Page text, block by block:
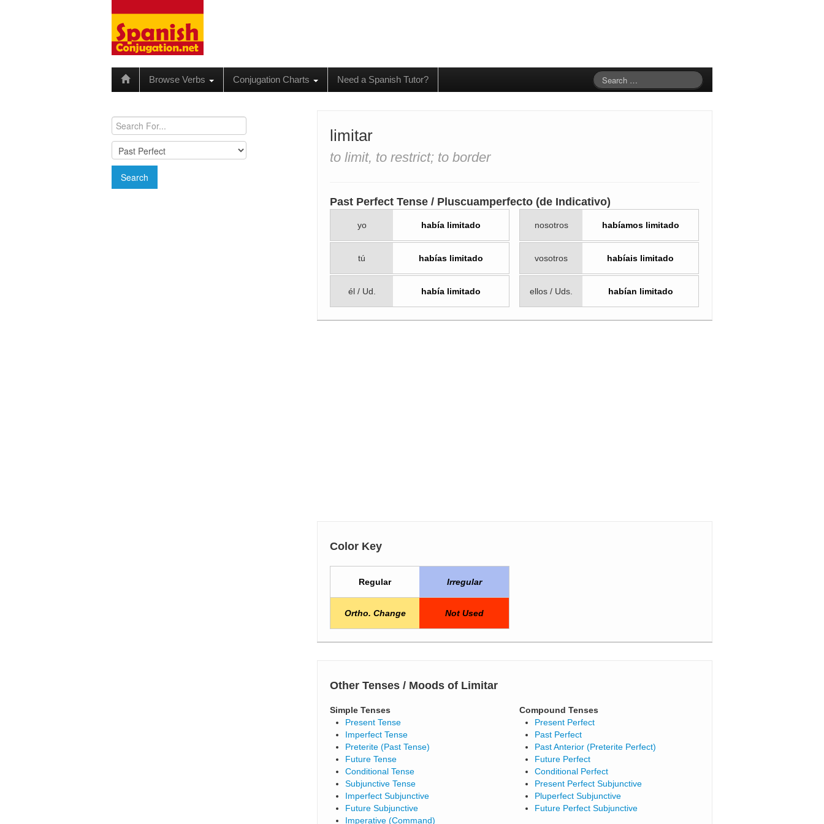
Browse Verbs Conjugation Charts Need a Spanish Tutor?
limitar
to limit, to restrict; to border
Past Perfect Tense / Pluscuamperfecto (de Indicativo)
yo había limitado
tú habías limitado
él / Ud. había limitado
nosotros habíamos limitado
vosotros habíais limitado
ellos / Uds. habían limitado
Color Key
Regular Irregular
Ortho. Change Not Used
Other Tenses / Moods of Limitar
Simple Tenses
Present Tense
Imperfect Tense
Preterite (Past Tense)
Future Tense
Conditional Tense
Subjunctive Tense
Imperfect Subjunctive
Future Subjunctive
Imperative (Command)
Compound Tenses
Present Perfect
Past Perfect
Past Anterior (Preterite Perfect)
Future Perfect
Conditional Perfect
Present Perfect Subjunctive
Pluperfect Subjunctive
Future Perfect Subjunctive